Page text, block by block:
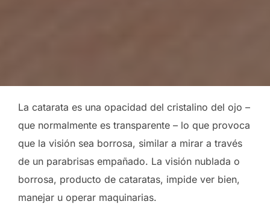
La catarata es una opacidad del cristalino del ojo –
que normalmente es transparente – lo que provoca
que la visión sea borrosa, similar a mirar a través
de un parabrisas empañado. La visión nublada o
borrosa, producto de cataratas, impide ver bien,
manejar u operar maquinarias.